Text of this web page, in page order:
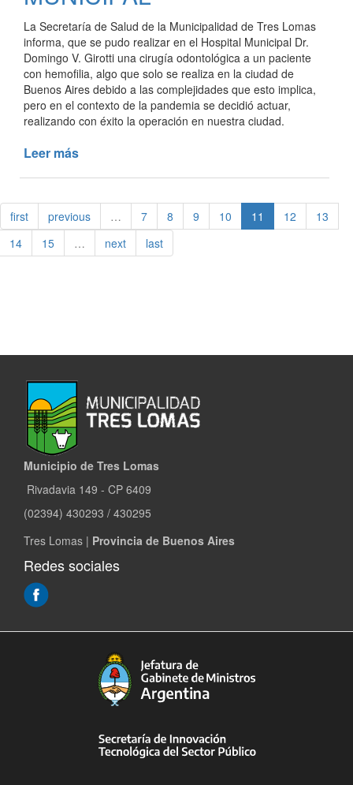
La Secretaría de Salud de la Municipalidad de Tres Lomas
informa, que se pudo realizar en el Hospital Municipal Dr.
Domingo V. Girotti una cirugía odontológica a un paciente
con hemofilia, algo que solo se realiza en la ciudad de
Buenos Aires debido a las complejidades que esto implica,
pero en el contexto de la pandemia se decidió actuar,
realizando con éxito la operación en nuestra ciudad.
Leer más
ODONTOLÓGICA
EN
NUESTRA
HOSPITAL
first previous … 7 8 9 10 11 12
13
14
15 … next last
Municipio de Tres Lomas
Rivadavia 149 - CP 6409
(02394) 430293 / 430295
Tres Lomas | Provincia de Buenos Aires
Redes sociales